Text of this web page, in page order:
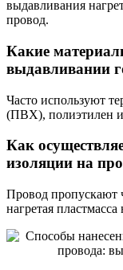
выдавливания
провод.
Какие
выдавливании
Часто используют
(ПВХ), полиэтилен
Как
изоляции на
Провод пропускают
нагретая